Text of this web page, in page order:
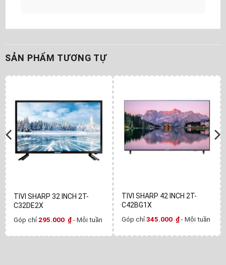
SẢN PHẨM TƯƠNG TỰ
TIVI SHARP 32 INCH 2T-
C32DE2X
Góp chỉ 295.000 ₫- Mỗi tuần
TIVI SHARP 42 INCH 2T-
C42BG1X
Góp chỉ345.000 ₫- Mỗi tuần